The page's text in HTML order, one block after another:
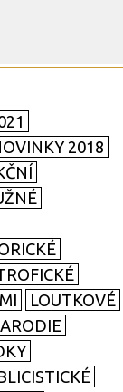
2018
LOUTKOVÉ